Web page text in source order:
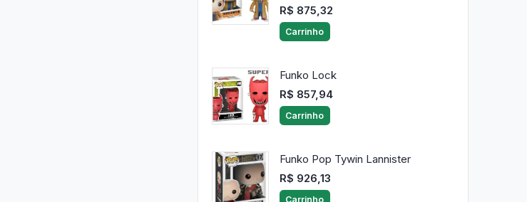
R$ 875,32
Carrinho
Funko Lock
R$ 857,94
Carrinho
Funko Pop Tywin Lannister
R$ 926,13
Carrinho